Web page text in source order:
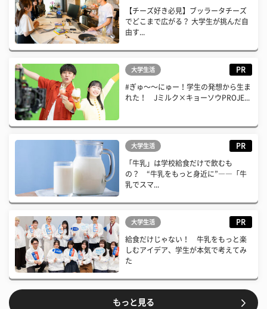
【チーズ好き必見】ブッラータチーズ
でどこまで広がる？ 大学生が挑んだ自
由す...
大学生活 PR
#ぎゅ〜〜にゅー！学生の発想から生ま
れた！ Jミルク×キョーソウPROJE...
大学生活 PR
「牛乳」は学校給食だけで飲むも
の？ “牛乳をもっと身近に”――「牛
乳でスマ...
大学生活 PR
給食だけじゃない！ 牛乳をもっと楽
しむアイデア、学生が本気で考えてみ
た
もっと見る